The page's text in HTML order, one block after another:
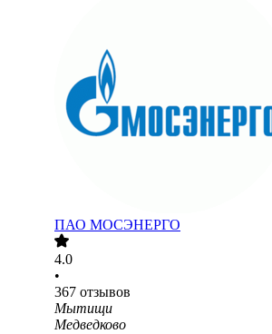
ПАО МОСЭНЕРГО
4.0
•
367 отзывов
Мытищи
Медведково